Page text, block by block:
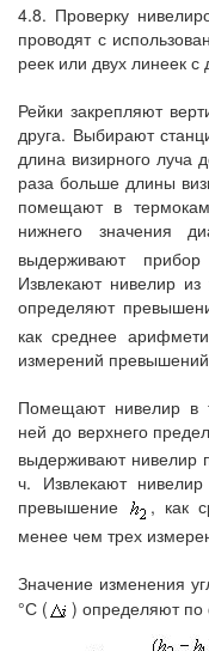
4.8. Проверку
проводят с
реек или двух линеек
Рейки закрепляют
друга. Выбирают
длина визирного
раза больше длины
помещают в
нижнего значения
выдерживают
Извлекают нивелир
определяют
как среднее
измерений
Помещают нивелир в
ней до верхнего
выдерживают нивелир
ч. Извлекают
превышение
, как
менее чем трех
Значение изменения
°С (
) определяют